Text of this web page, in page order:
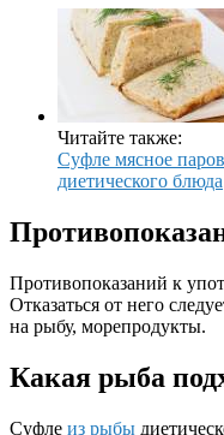
Читайте также:
Суфле мясное
диетического блюда
Противопоказаний к
Отказаться от него
на рыбу, морепродукты.
Какая рыба
Суфле из рыбы